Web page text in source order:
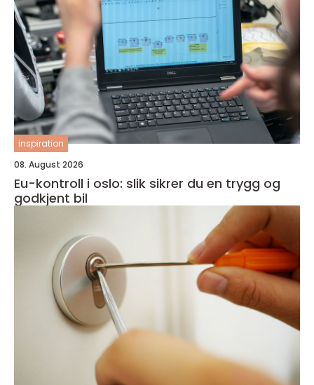
inspiration
08. August 2026
Eu-kontroll i oslo: slik sikrer du en trygg og
godkjent bil